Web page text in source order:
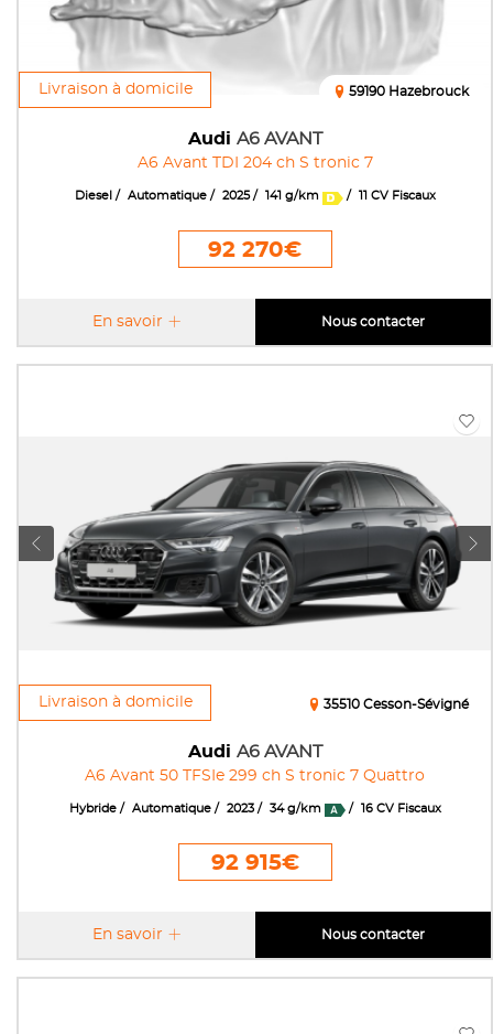
Livraison à domicile
Audi A6 AVANT
A6 Avant TDI 204 ch S tronic 7
59190 Hazebrouck
Diesel Automatique 2025 141 g/km 11 CV Fiscaux
92 270€
En savoir Nous contacter
Livraison à domicile
Audi A6 AVANT
A6 Avant 50 TFSIe 299 ch S tronic 7 Quattro
35510 Cesson-Sévigné
Hybride Automatique 2023 34 g/km 16 CV Fiscaux
92 915€
En savoir Nous contacter